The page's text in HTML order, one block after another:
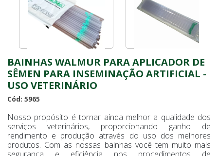
BAINHAS WALMUR PARA APLICADOR DE
SÊMEN PARA INSEMINAÇÃO ARTIFICIAL -
USO VETERINÁRIO
Cód: 5965
Nosso propósito é tornar ainda melhor a qualidade dos
serviços veterinários, proporcionando ganho de
rendimento e produção através do uso dos melhores
produtos. Com as nossas bainhas você tem muito mais